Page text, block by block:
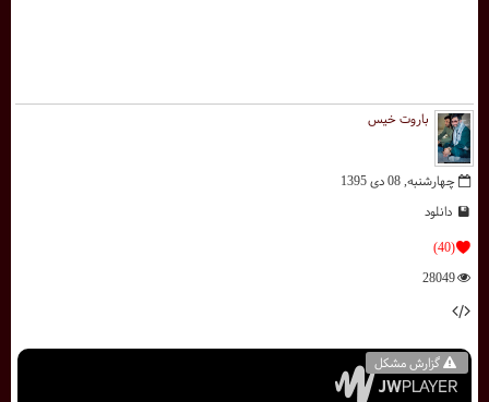
گزارش مشکل
باروت خیس
چهارشنبه, 08 دی 1395
دانلود
(40)
28049